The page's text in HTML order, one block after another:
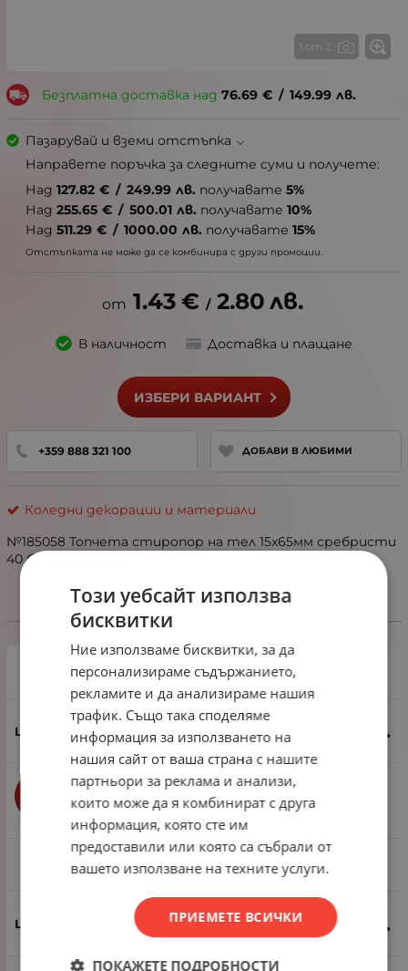
1 от 2
Безплатна доставка над 76.69 € / 149.99 лв.
Пазарувай и вземи отстъпка
Направете поръчка за следните суми и получете:
Над 127.82 € / 249.99 лв. получавате 5%
Над 255.65 € / 500.01 лв. получавате 10%
Над 511.29 € / 1000.00 лв. получавате 15%
Отстъпката не може да се комбинира с други промоции.
1.43 € / 2.80 лв.
В наличност Доставка и плащане
ИЗБЕРИ ВАРИАНТ
+359 888 321 100 ДОБАВИ В ЛЮБИМИ
Коледни декорации и материали
№185058 Топчета стиропор на тел 15х65мм сребристи
40 броя
Избери вариант
1 пак - 40 броя
1.43 € лв.
1 пак ~400 броя
10.74€ / 21.01 лв.
Този уебсайт използва
бисквитки
Ние използваме бисквитки, за да
персонализираме съдържанието,
рекламите и да анализираме нашия
трафик. Също така споделяме
информация за използването на
нашия сайт от ваша страна с нашите
партньори за реклама и анализи,
които може да я комбинират с друга
информация, която сте им
предоставили или която са събрали от
вашето използване на техните услуги.
ПРИЕМЕТЕ ВСИЧКИ
ПОКАЖЕТЕ ПОДРОБНОСТИ